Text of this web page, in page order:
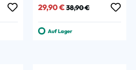
Verkaufspreis:
29,90 € Regulärer Preis:
38,90 €
Auf Lager